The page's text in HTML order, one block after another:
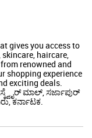
gives you access to
haircare,
renowned and
shopping experience
exciting deals.
ಸ್ಕ್ವೈರ್ ಮಾಲ್, ಸರ್ಜಾಪುರ್
ಕರ್ನಾಟಕ.